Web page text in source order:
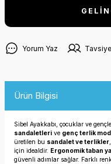
Yorum Yaz
Ürün Bilgisi
Sibel Ayakkabı, çocuklar ve
sandaletleri ve genç terlik
üretilen bu sandalet ve terlikler
için idealdir. Ergonomik taban
güvenli adımlar sağlar. Farklı